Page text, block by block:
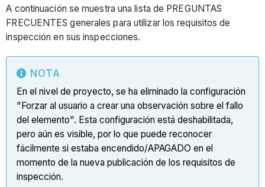
la
nueva
función
de
inspección?
¿Qué
pasaría
si
no
tuviera
habilitada
A continuación se muestra una lista de PREGUNTAS
FRECUENTES generales para utilizar los requisitos de
inspección en sus inspecciones.
NOTA
En el nivel de proyecto, se ha eliminado la configuración
"Forzar al usuario a crear una observación sobre el fallo
del elemento". Esta configuración está deshabilitada,
pero aún es visible, por lo que puede reconocer
fácilmente si estaba encendido/APAGADO en el
momento de la nueva publicación de los requisitos de
inspección.